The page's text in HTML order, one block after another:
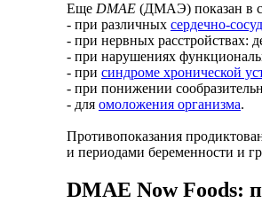
Еще DMAE (ДМАЭ) показан в
- при различных сердечно-
- при нервных расстройствах:
- при нарушениях
- при синдроме хронической
- при понижении
- для омоложения организма.
Противопоказания
и периодами беременности и
DMAE Now Foods: